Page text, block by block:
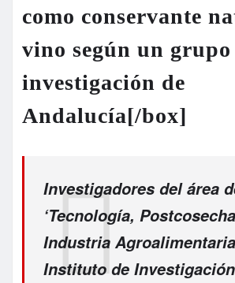
como conservante
vino según un grupo
investigación de
Andalucía[/box]
Investigadores del área
‘Tecnología,
Industria
Instituto de